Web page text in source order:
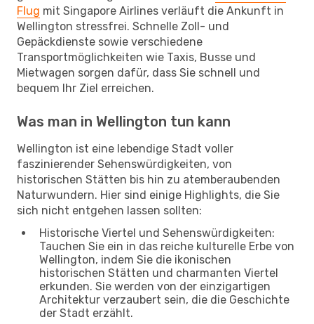
Flug mit Singapore Airlines verläuft die Ankunft in
Wellington stressfrei. Schnelle Zoll- und
Gepäckdienste sowie verschiedene
Transportmöglichkeiten wie Taxis, Busse und
Mietwagen sorgen dafür, dass Sie schnell und
bequem Ihr Ziel erreichen.
Was man in Wellington tun kann
Wellington ist eine lebendige Stadt voller
faszinierender Sehenswürdigkeiten, von
historischen Stätten bis hin zu atemberaubenden
Naturwundern. Hier sind einige Highlights, die Sie
sich nicht entgehen lassen sollten:
Historische Viertel und Sehenswürdigkeiten:
Tauchen Sie ein in das reiche kulturelle Erbe von
Wellington, indem Sie die ikonischen
historischen Stätten und charmanten Viertel
erkunden. Sie werden von der einzigartigen
Architektur verzaubert sein, die die Geschichte
der Stadt erzählt.